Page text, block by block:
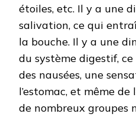
étoiles, etc. Il y a une
salivation, ce qui
la bouche. Il y a une
du système digestif,
des nausées, une
l’estomac, et même
de nombreux groupes